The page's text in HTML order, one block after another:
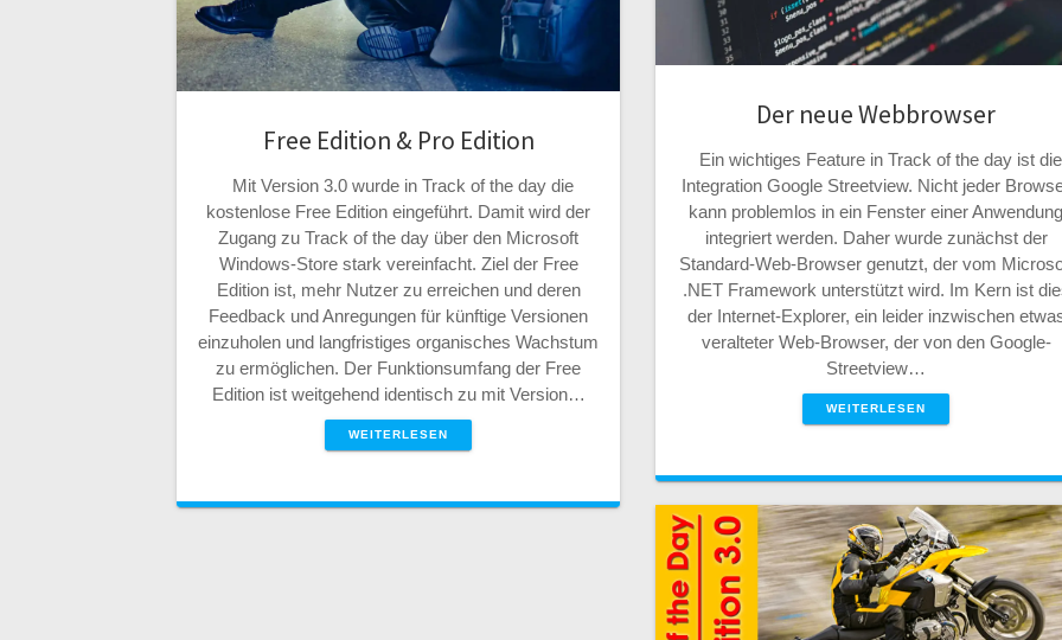
Free Edition & Pro Edition
Mit Version 3.0 wurde in Track of the day die
kostenlose Free Edition eingeführt. Damit wird der
Zugang zu Track of the day über den Microsoft
Windows-Store stark vereinfacht. Ziel der Free
Edition ist, mehr Nutzer zu erreichen und deren
Feedback und Anregungen für künftige Versionen
einzuholen und langfristiges organisches Wachstum
zu ermöglichen. Der Funktionsumfang der Free
Edition ist weitgehend identisch zu mit Version…
WEITERLESEN
Der neue Webbrowser
Ein wichtiges Feature in Track of the day ist die
Integration Google Streetview. Nicht jeder
kann problemlos in ein Fenster einer
integriert werden. Daher wurde zunächst der
Standard-Web-Browser genutzt, der vom
.NET Framework unterstützt wird. Im Kern ist
der Internet-Explorer, ein leider inzwischen
veralteter Web-Browser, der von den Google-
Streetview…
WEITERLESEN